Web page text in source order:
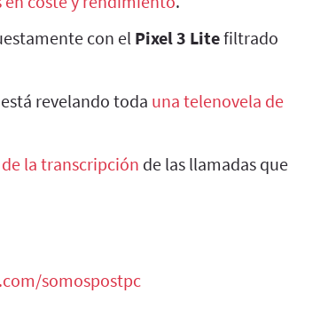
con el Pixel 3 Litefiltrado
está revelando toda una telenovela de
la transcripción de las llamadas que
somospostpc